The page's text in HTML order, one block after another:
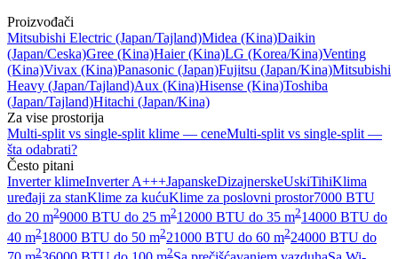
Proizvođači
Mitsubishi Electric (Japan/Tajland)Midea (Kina)Daikin
(Japan/Ceska)Gree (Kina)Haier (Kina)LG (Korea/Kina)Venting
(Kina)Vivax (Kina)Panasonic (Japan)Fujitsu (Japan/Kina)Mitsubishi
Heavy (Japan/Tajland)Aux (Kina)Hisense (Kina)Toshiba
(Japan/Tajland)Hitachi (Japan/Kina)
Za vise prostorija
Multi-split vs single-split klime — ceneMulti-split vs single-split —
šta odabrati?
Često pitani
Inverter klimeInverter A+++JapanskeDizajnerskeUskiTihiKlima
uređaji za stanKlime za kućuKlime za poslovni prostor7000 BTU
do 20 m29000 BTU do 25 m212000 BTU do 35 m214000 BTU do
40 m218000 BTU do 50 m221000 BTU do 60 m224000 BTU do
2 2